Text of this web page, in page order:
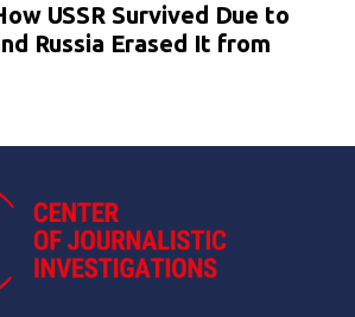
USSR Survived Due to
Russia Erased It from